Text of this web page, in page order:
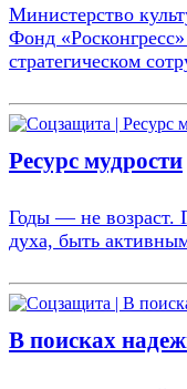
Министерство
Фонд
стратегическом
Ресурс мудрости
Годы — не возраст.
духа, быть
В поисках